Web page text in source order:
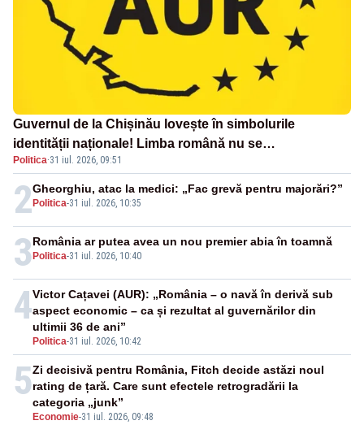
Guvernul de la Chișinău lovește în simbolurile
identității naționale! Limba română nu se
economisește! Limba română se sărbătorește!
Politica·31 iul. 2026, 09:51
2 Politica-31 iul. 2026, 10:35
Gheorghiu, atac la medici: „Fac grevă pentru majorări?”
3 Politica-31 iul. 2026, 10:40
România ar putea avea un nou premier abia în toamnă
4
Politica-31 iul. 2026, 10:42
Victor Cațavei (AUR): „România – o navă în derivă sub
aspect economic – ca și rezultat al guvernărilor din
ultimii 36 de ani”
5
Economie-31 iul. 2026, 09:48
Zi decisivă pentru România, Fitch decide astăzi noul
rating de țară. Care sunt efectele retrogradării la
categoria „junk”